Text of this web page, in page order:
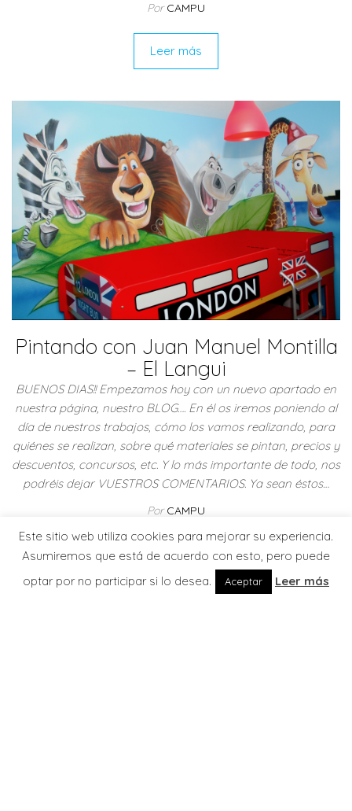
Por CAMPU
Leer más
Pintando con Juan Manuel Montilla
– El Langui
BUENOS DIAS!! Empezamos hoy con un nuevo apartado en
nuestra página, nuestro BLOG…. En él os iremos poniendo al
día de nuestros trabajos, cómo los vamos realizando, para
quiénes se realizan, sobre qué materiales se pintan, precios y
descuentos, concursos, etc. Y lo más importante de todo, nos
podréis dejar VUESTROS COMENTARIOS. Ya sean éstos…
Por CAMPU
Leer más
Este sitio web utiliza cookies para mejorar su experiencia.
Asumiremos que está de acuerdo con esto, pero puede
optar por no participar si lo desea.
Aceptar Leer más